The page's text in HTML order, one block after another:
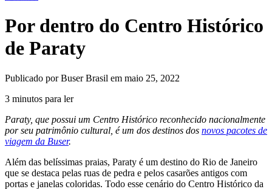
Por dentro do Centro Histórico
de Paraty
Publicado por Buser Brasil em maio 25, 2022
3 minutos para ler
Paraty, que possui um Centro Histórico reconhecido nacionalmente
por seu patrimônio cultural, é um dos destinos dos novos pacotes de
viagem da Buser.
Além das belíssimas praias, Paraty é um destino do Rio de Janeiro
que se destaca pelas ruas de pedra e pelos casarões antigos com
portas e janelas coloridas. Todo esse cenário do Centro Histórico da